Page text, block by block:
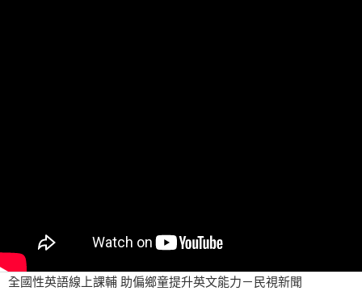
全國性英語線上課輔 助偏鄉童提升英文能力－民視新聞